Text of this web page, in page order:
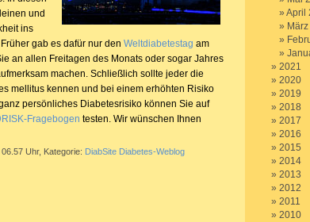
und
ins
gab es dafür nur den Weltdiabetestag am
an allen Freitagen des Monats oder sogar Jahres
machen. Schließlich sollte jeder die
mellitus kennen und bei einem erhöhten Risiko
persönliches Diabetesrisiko können Sie auf
Fragebogen testen. Wir wünschen Ihnen
Uhr, Kategorie: DiabSite Diabetes-Weblog
April
2021
2020
2019
2018
2017
2016
2015
2014
2013
2012
2011
2010